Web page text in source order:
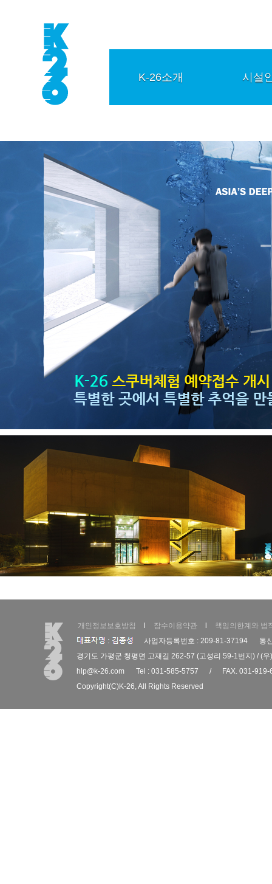
K-26소개 시설
개인정보보호방침 잠수이용약관
책임의한계와 법
사업자등록번호 : 209-81-37194
통
경기도 가평군 청평면 고재길 262-57 (고성리 59-1번지) / (
hlp@k-26.com
Tel : 031-585-5757 /
FAX. 031-919-
Copyright(C)K-26, All Rights Reserved